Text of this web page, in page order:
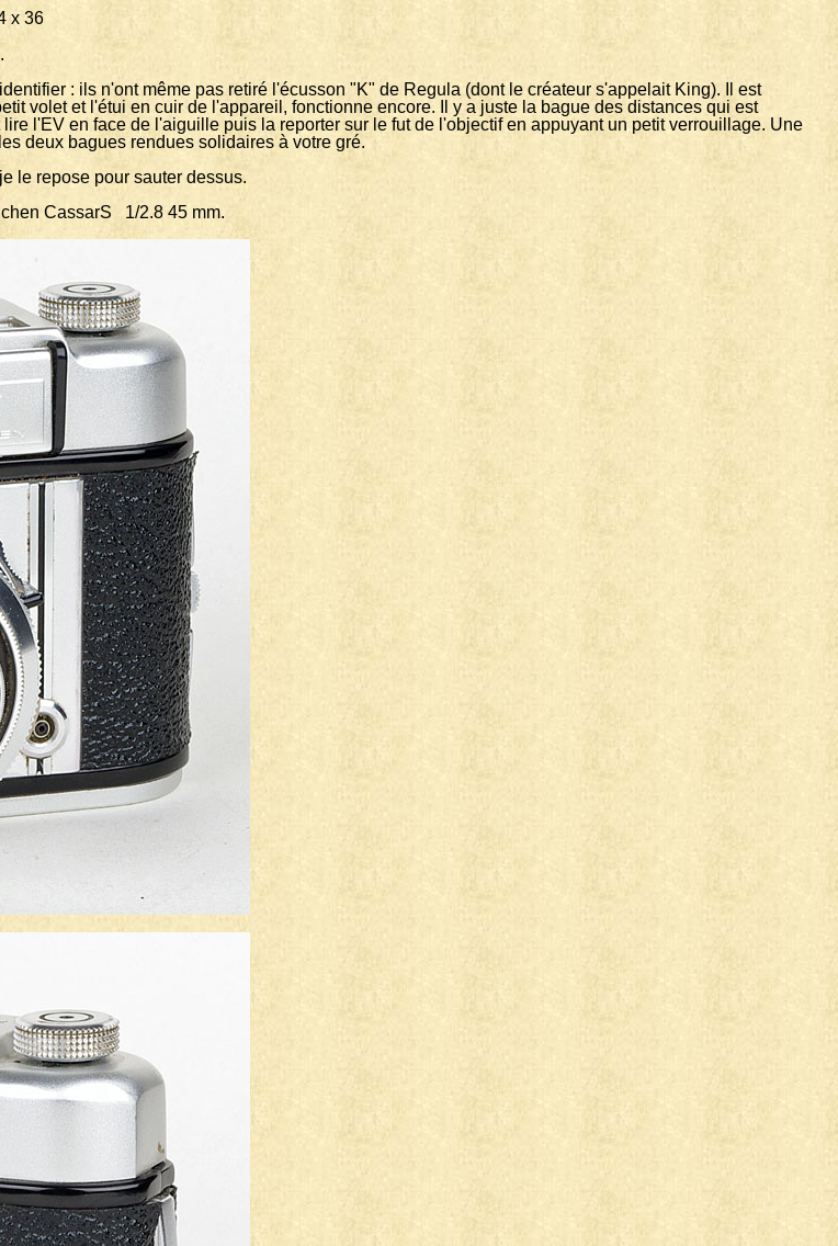
x 36
: ils n'ont même pas retiré l'écusson "K" de Regula (dont le créateur s'appelait King). Il est
volet et l'étui en cuir de l'appareil, fonctionne encore. Il y a juste la bague des distances qui est
l'EV en face de l'aiguille puis la reporter sur le fut de l'objectif en appuyant un petit verrouillage. Une
deux bagues rendues solidaires à votre gré.
le repose pour sauter dessus.
CassarS 1/2.8 45 mm.